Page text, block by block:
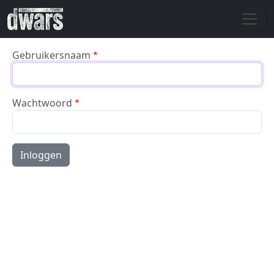
Overslaan en naar de inhoud gaan
Gebruikersnaam
Wachtwoord